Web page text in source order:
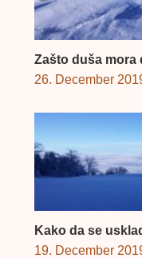
Zašto duša mora
26. December
Kako da se
19. December